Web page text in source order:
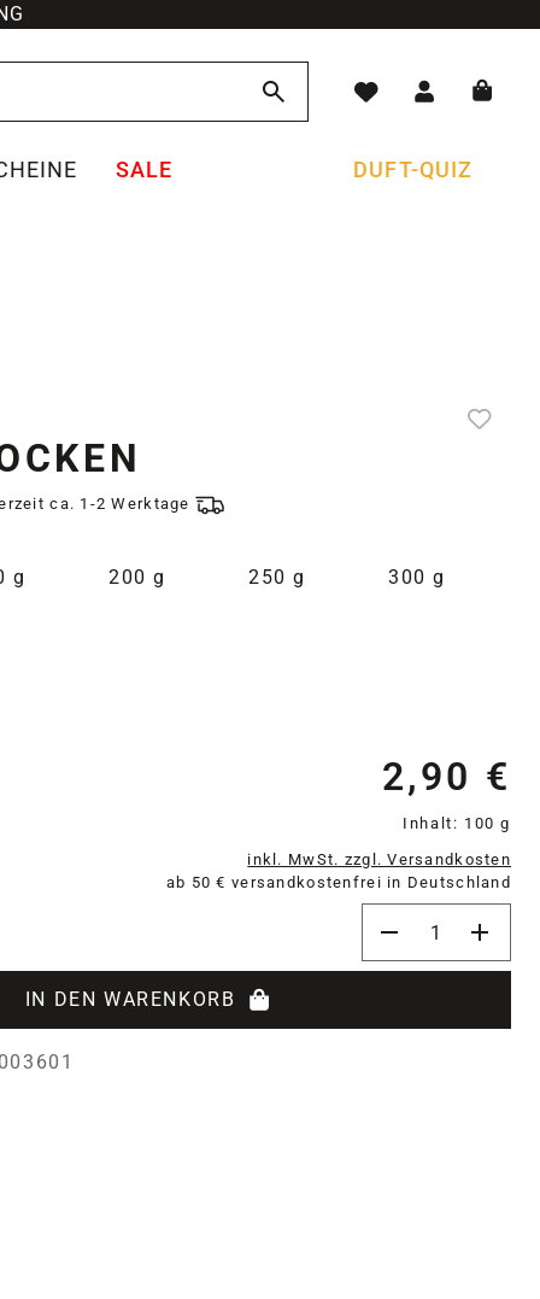
SALE DUFT-QUIZ
ca. 1-2 Werktage
g 200 g 250 g 300 g
2,90 €
Inhalt: 100 g
inkl. MwSt. zzgl. Versandkosten
ab 50 € versandkostenfrei in Deutschland
IN DEN WARENKORB